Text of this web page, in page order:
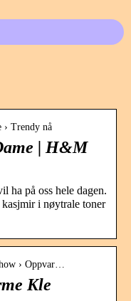
› Trendy nå
| H&M
ha på oss hele dagen.
i nøytrale toner
› Oppvar…
Kle